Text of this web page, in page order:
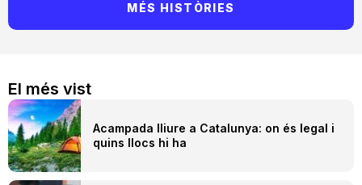
El més vist
Acampada lliure a Catalunya: on és legal i
quins llocs hi ha
MÉS HISTÒRIES